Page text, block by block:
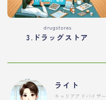
drugstores
3.ドラッグストア
ライト
キャリアアドバイザー